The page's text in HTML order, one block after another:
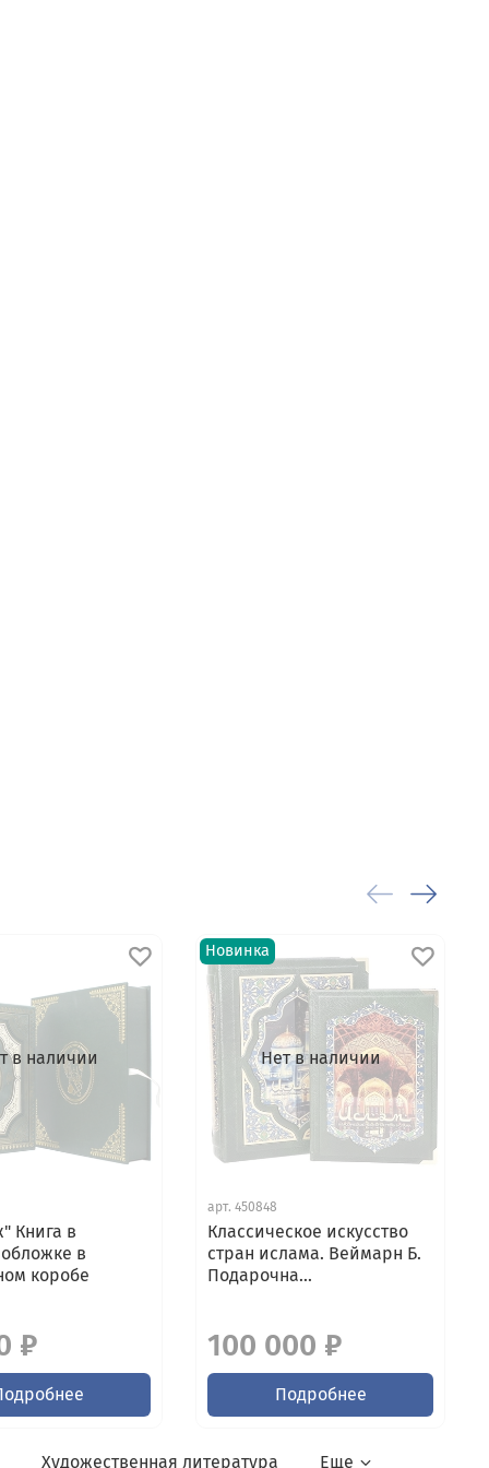
в наличии
Книга в
в
коробе
₽
Нет в наличии
Новинка
арт.450848
Классическое искусство
стран ислама. Веймарн Б.
Подарочна...
100 000 ₽
Подробнее
Художественная литература Еще